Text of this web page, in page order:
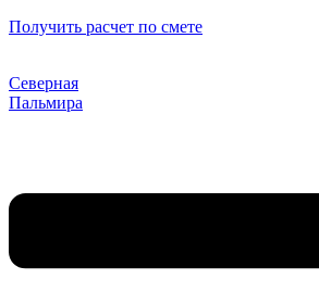
Получить расчет по смете
Северная
Пальмира